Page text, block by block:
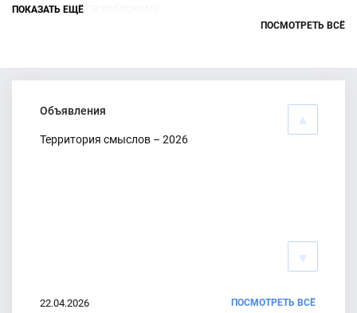
узнайте на сайте избиркома
На сайте избиркома действует раздел с информацией о
28.07.2026
22.07.2026
ПОКАЗАТЬ ЕЩЁ
ПОСМОТРЕТЬ ВСЁ
Объявления
Территория смыслов – 2026
22.04.2026 ПОСМОТРЕТЬ ВСЁ